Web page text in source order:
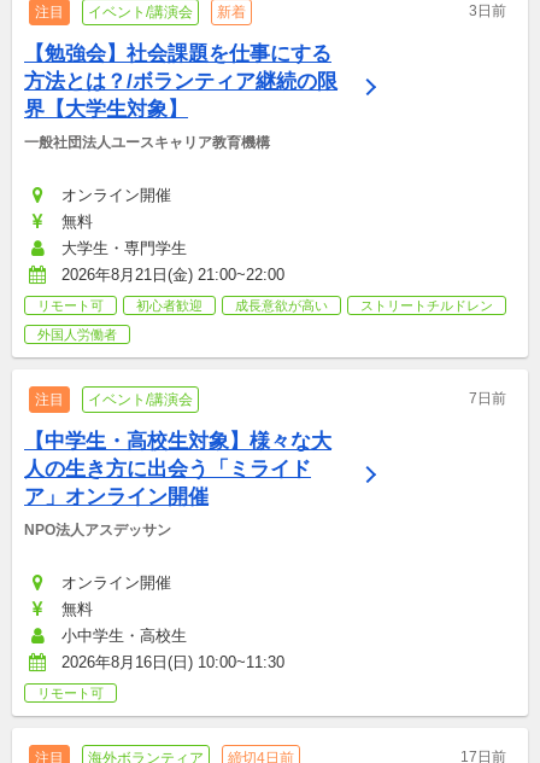
注目 イベント/講演会 新着 3日前
【勉強会】社会課題を仕事にする
方法とは？/ボランティア継続の限
界【大学生対象】
一般社団法人ユースキャリア教育機構
オンライン開催
無料
大学生・専門学生
2026年8月21日(金) 21:00~22:00
リモート可 初心者歓迎 成長意欲が高い
ストリートチルドレン
外国人労働者
注目 イベント/講演会 7日前
【中学生・高校生対象】様々な大
人の生き方に出会う「ミライド
ア」オンライン開催
NPO法人アスデッサン
オンライン開催
無料
小中学生・高校生
2026年8月16日(日) 10:00~11:30
リモート可
注目 海外ボランティア 締切4日前 17日前